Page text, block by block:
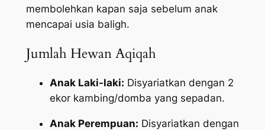
membolehkan kapan saja sebelum anak
mencapai usia baligh.
Jumlah Hewan Aqiqah
Anak Laki-laki: Disyariatkan dengan 2
ekor kambing/domba yang sepadan.
Anak Perempuan: Disyariatkan dengan